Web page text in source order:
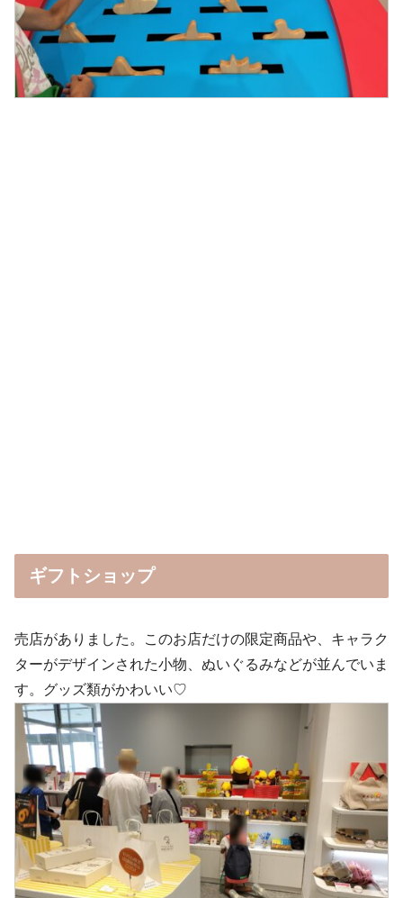
ギフトショップ
売店がありました。このお店だけの限定商品や、キャラク
ターがデザインされた小物、ぬいぐるみなどが並んでいま
す。グッズ類がかわいい♡